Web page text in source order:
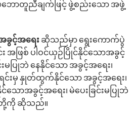
ာတူညီချက်ဖြင့် ဖွဲ့စည်း‌သော အဖွဲ့
ခွင့်အ‌ရေး ဆိုသည်မှာ ‌ရွေး‌ကောက်ပွဲ
ဖြစ် ပါဝင်ယှဉ်ပြိုင်နိုင်‌သောအခွင့်
းမပြုဘဲ ‌နေနိုင်‌သော အခွင့်အ‌ရေး၊
င်းမှ နှုတ်ထွက်နိုင်‌သော အခွင့်အ‌ရေး၊
ောအခွင့်အရေး၊ မဲပေးခြင်းမပြုဘဲ
တို့ကို ဆိုသည်။